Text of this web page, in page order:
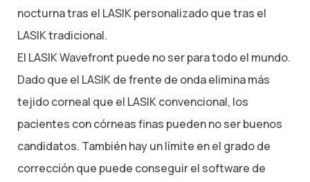
nocturna tras el LASIK personalizado que tras el
LASIK tradicional.
El LASIK Wavefront puede no ser para todo el mundo.
Dado que el LASIK de frente de onda elimina más
tejido corneal que el LASIK convencional, los
pacientes con córneas finas pueden no ser buenos
candidatos. También hay un límite en el grado de
corrección que puede conseguir el software de